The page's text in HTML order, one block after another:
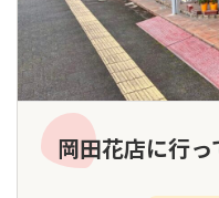
岡田花店に行っ